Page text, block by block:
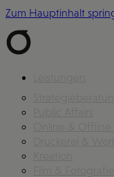
Zum Hauptinhalt